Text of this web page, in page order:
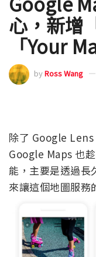
心，新增
「Your
byRoss Wang
除了 Google Lens
Google Maps 也
能，主要是透過長
來讓這個地圖服務